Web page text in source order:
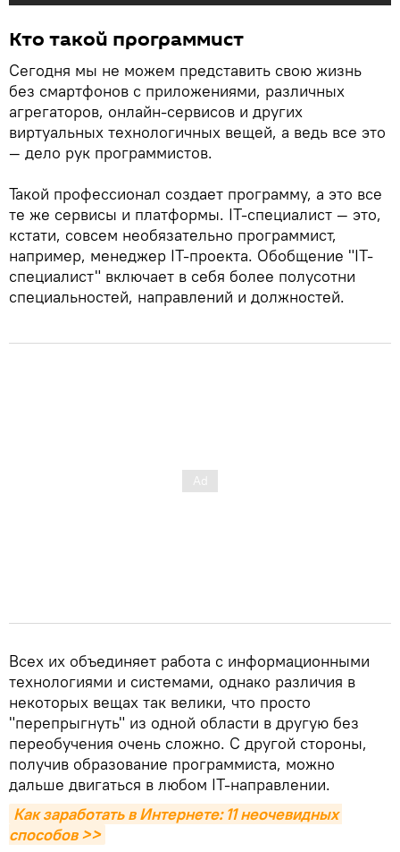
Кто такой программист
Сегодня мы не можем представить свою жизнь
без смартфонов с приложениями, различных
агрегаторов, онлайн-сервисов и других
виртуальных технологичных вещей, а ведь все это
— дело рук программистов.
Такой профессионал создает программу, а это все
те же сервисы и платформы. IT-специалист — это,
кстати, совсем необязательно программист,
например, менеджер IT-проекта. Обобщение "IT-
специалист" включает в себя более полусотни
специальностей, направлений и должностей.
Всех их объединяет работа с информационными
технологиями и системами, однако различия в
некоторых вещах так велики, что просто
"перепрыгнуть" из одной области в другую без
переобучения очень сложно. С другой стороны,
получив образование программиста, можно
дальше двигаться в любом IT-направлении.
Как заработать в Интернете: 11 неочевидных
способов >>